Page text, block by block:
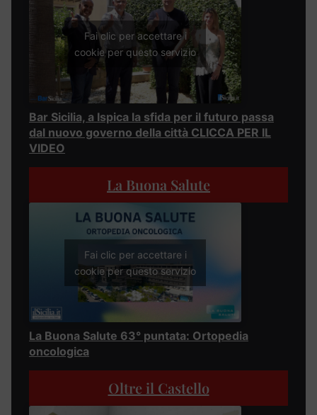
Fai clic per accettare i
cookie per questo servizio
Bar Sicilia, a Ispica la sfida per il futuro passa
dal nuovo governo della città CLICCA PER IL
VIDEO
La Buona Salute
Fai clic per accettare i
cookie per questo servizio
La Buona Salute 63° puntata: Ortopedia
oncologica
Oltre il Castello